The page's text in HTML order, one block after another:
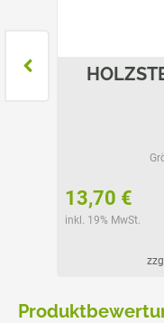
13,70 €
inkl. 19% MwSt.